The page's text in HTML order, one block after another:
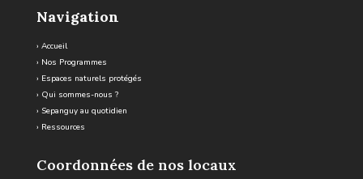
Navigation
› Accueil
› Nos Programmes
› Espaces naturels protégés
› Qui sommes-nous ?
› Sepanguy au quotidien
› Ressources
Coordonnées de nos locaux